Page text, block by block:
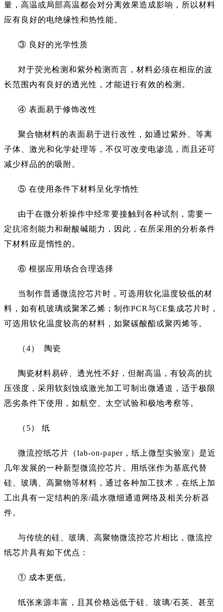
量，高温或局部高温都会对分离效果造成影响，所以材料
应有良好的电绝缘性和热性能。
③ 良好的光学性质
对于荧光检测和紫外检测而言，材料必须在相应的波
长范围内有良好的透光性，才能进行有效的检测。
④ 表面易于修饰改性
聚合物材料的表面易于进行改性，如通过紫外、等离
子体、激光和化学处理等，不仅可改变电渗流，而且还可
减少样品的的吸附。
⑤ 在使用条件下材料呈化学惰性
由于在微分析操作中经常要接触到各种试剂，需要一
定抗溶剂能力和耐酸碱能力，因此，在所采用的分析条件
下材料应是惰性的。
⑥ 根据应用场合合理选择
当制作普通微流控芯片时，可选用软化温度较低的材
料，如有机玻璃或聚苯乙烯；制作PCR与CE集成芯片时，
可选用软化温度较高的材料，如聚碳酸酯或聚丙烯等。
（4） 陶瓷
陶瓷材料易碎、透光性不好，但耐高温，有较高的抗
压强度，采用软刻蚀或激光加工可制出微通道，适于极限
恶劣条件下使用，如航空、太空试验和极地考察等。
（ 5） 纸
微流控纸芯片（lab-on-paper，纸上微型实验室）是近
几年发展的一种新型微流控芯片。用纸张作为基底代替
硅、玻璃、高聚物等材料，通过各种加工技术，在纸上加
工出具有一定结构的亲/疏水微细通道网络及相关分析器
件。
与传统的硅、玻璃、高聚物微流控芯片相比，微流控
纸芯片具有如下优点：
① 成本更低。
纸张来源丰富，且其价格远低于硅、玻璃/石英、甚至